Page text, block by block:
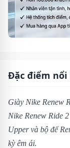
Đặc điểm nổi
Giày Nike Renew
Nike Renew Ride 2
Upper và bộ đế
kỳ êm ái.